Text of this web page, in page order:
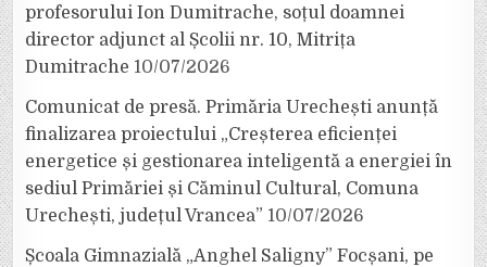
profesorului Ion Dumitrache, soțul doamnei
director adjunct al Școlii nr. 10, Mitrița
Dumitrache 10/07/2026
Comunicat de presă. Primăria Urechești anunță
finalizarea proiectului „Creșterea eficienței
energetice și gestionarea inteligentă a energiei în
sediul Primăriei și Căminul Cultural, Comuna
Urechești, județul Vrancea” 10/07/2026
Școala Gimnazială „Anghel Saligny” Focșani, pe